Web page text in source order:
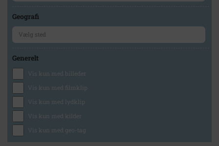
Geografi
Generelt
Vis kun med billeder
Vis kun med filmklip
Vis kun med lydklip
Vis kun med kilder
Vis kun med geo-tag